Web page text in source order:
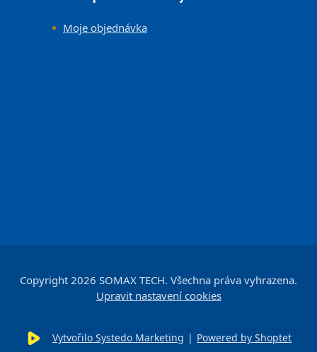
Moje objednávka
Vytvořilo Systedo Marketing | Powered by Shoptet
Copyright 2026 SOMAX TECH. Všechna práva vyhrazena.
Upravit nastavení cookies